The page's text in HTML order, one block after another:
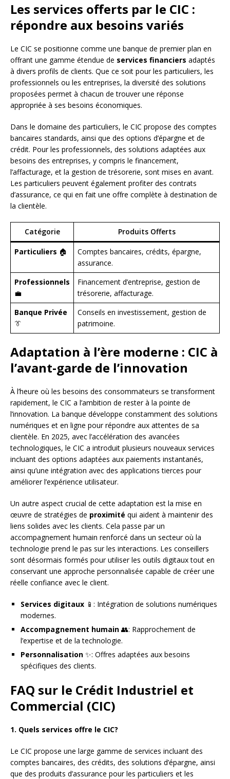
Les services offerts par le CIC :
répondre aux besoins variés
Le CIC se positionne comme une banque de premier plan en
offrant une gamme étendue de services financiers adaptés
à divers profils de clients. Que ce soit pour les particuliers, les
professionnels ou les entreprises, la diversité des solutions
proposées permet à chacun de trouver une réponse
appropriée à ses besoins économiques.
Dans le domaine des particuliers, le CIC propose des comptes
bancaires standards, ainsi que des options d’épargne et de
crédit. Pour les professionnels, des solutions adaptées aux
besoins des entreprises, y compris le financement,
l’affacturage, et la gestion de trésorerie, sont mises en avant.
Les particuliers peuvent également profiter des contrats
d’assurance, ce qui en fait une offre complète à destination de
la clientèle.
Catégorie Produits Offerts
Particuliers 🏠
Comptes bancaires, crédits, épargne,
assurance.
Professionnels
💼
Financement d’entreprise, gestion de
trésorerie, affacturage.
Banque Privée
👔
Conseils en investissement, gestion de
patrimoine.
Adaptation à l’ère moderne : CIC à
l’avant-garde de l’innovation
À l’heure où les besoins des consommateurs se transforment
rapidement, le CIC a l’ambition de rester à la pointe de
l’innovation. La banque développe constamment des solutions
numériques et en ligne pour répondre aux attentes de sa
clientèle. En 2025, avec l’accélération des avancées
technologiques, le CIC a introduit plusieurs nouveaux services
incluant des options adaptées aux paiements instantanés,
ainsi qu’une intégration avec des applications tierces pour
améliorer l’expérience utilisateur.
Un autre aspect crucial de cette adaptation est la mise en
œuvre de stratégies de proximité qui aident à maintenir des
liens solides avec les clients. Cela passe par un
accompagnement humain renforcé dans un secteur où la
technologie prend le pas sur les interactions. Les conseillers
sont désormais formés pour utiliser les outils digitaux tout en
conservant une approche personnalisée capable de créer une
réelle confiance avec le client.
Services digitaux 📱: Intégration de solutions numériques
modernes.
Accompagnement humain 👥: Rapprochement de
l’expertise et de la technologie.
Personnalisation ✨: Offres adaptées aux besoins
spécifiques des clients.
FAQ sur le Crédit Industriel et
Commercial (CIC)
1. Quels services offre le CIC?
Le CIC propose une large gamme de services incluant des
comptes bancaires, des crédits, des solutions d’épargne, ainsi
que des produits d’assurance pour les particuliers et les